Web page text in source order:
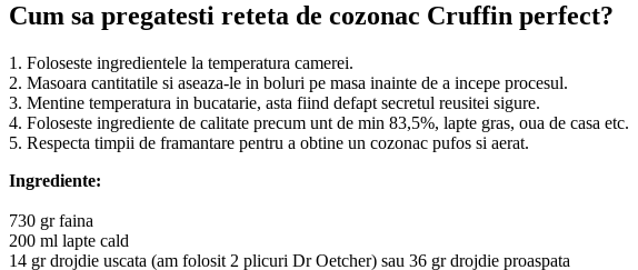
Cum sa pregatesti reteta de cozonac Cruffin perfect?
1. Foloseste ingredientele la temperatura camerei.
2. Masoara cantitatile si aseaza-le in boluri pe masa inainte de a incepe procesul.
3. Mentine temperatura in bucatarie, asta fiind defapt secretul reusitei sigure.
4. Foloseste ingrediente de calitate precum unt de min 83,5%, lapte gras, oua de casa etc.
5. Respecta timpii de framantare pentru a obtine un cozonac pufos si aerat.
Ingrediente:
730 gr faina
200 ml lapte cald
14 gr drojdie uscata (am folosit 2 plicuri Dr Oetcher) sau 36 gr drojdie proaspata